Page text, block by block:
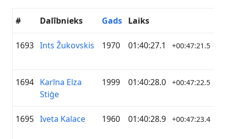
# Dalībnieks Gads Laiks
1693 Ints Žukovskis 1970 01:40:27.1 +00:47:21.5
1694 Karīna Elza
Stiģe
1999 01:40:28.0 +00:47:22.5
1695 Iveta Kalace 1960 01:40:28.9 +00:47:23.4